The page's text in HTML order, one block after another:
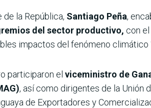
de la República, Santiago Peña,
del sector productivo, con
impactos del fenómeno climático
participaron el viceministro de
, así como dirigentes de la Unión
de Exportadores y